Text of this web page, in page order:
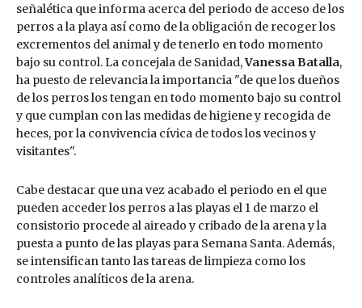
señalética que informa acerca del periodo de acceso de los
perros a la playa así como de la obligación de recoger los
excrementos del animal y de tenerlo en todo momento
bajo su control. La concejala de Sanidad,Vanessa Batalla,
ha puesto de relevancia la importancia "de que los dueños
de los perros los tengan en todo momento bajo su control
y que cumplan con las medidas de higiene y recogida de
heces, por la convivencia cívica de todos los vecinos y
visitantes".
Cabe destacar que una vez acabado el periodo en el que
pueden acceder los perros a las playas el 1 de marzo el
consistorio procede al aireado y cribado de la arena y la
puesta a punto de las playas para Semana Santa. Además,
se intensifican tanto las tareas de limpieza como los
controles analíticos de la arena.